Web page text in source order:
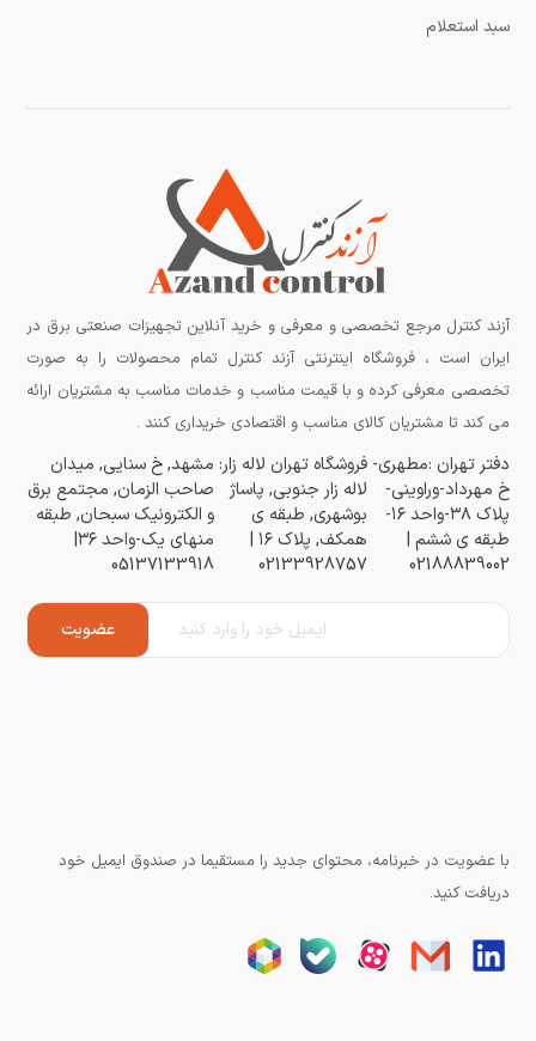
سبد استعلام
آزند کنترل مرجع تخصصی و معرفی و خرید آنلاین تجهیزات صنعتی برق در
ایران است ، فروشگاه اینترنتی آزند کنترل تمام محصولات را به صورت
تخصصی معرفی کرده و با قیمت مناسب و خدمات مناسب به مشتریان ارائه
می کند تا مشتریان کالای مناسب و اقتصادی خریداری کنند .
دفتر تهران :مطهری-
خ مهرداد-وراوینی-
پلاک ۳۸-واحد ۱۶-
طبقه ی ششم |
02188839002
فروشگاه تهران لاله زار:
لاله زار جنوبی, پاساژ
بوشهری, طبقه ی
همکف, پلاک ۱۶ |
02133928757
مشهد, خ سنایی, میدان
صاحب الزمان, مجتمع برق
و الکترونیک سبحان, طبقه
منهای یک-واحد ۳۶|
05137133918
با عضویت در خبرنامه، محتوای جدید را مستقیما در صندوق ایمیل خود
دریافت کنید.